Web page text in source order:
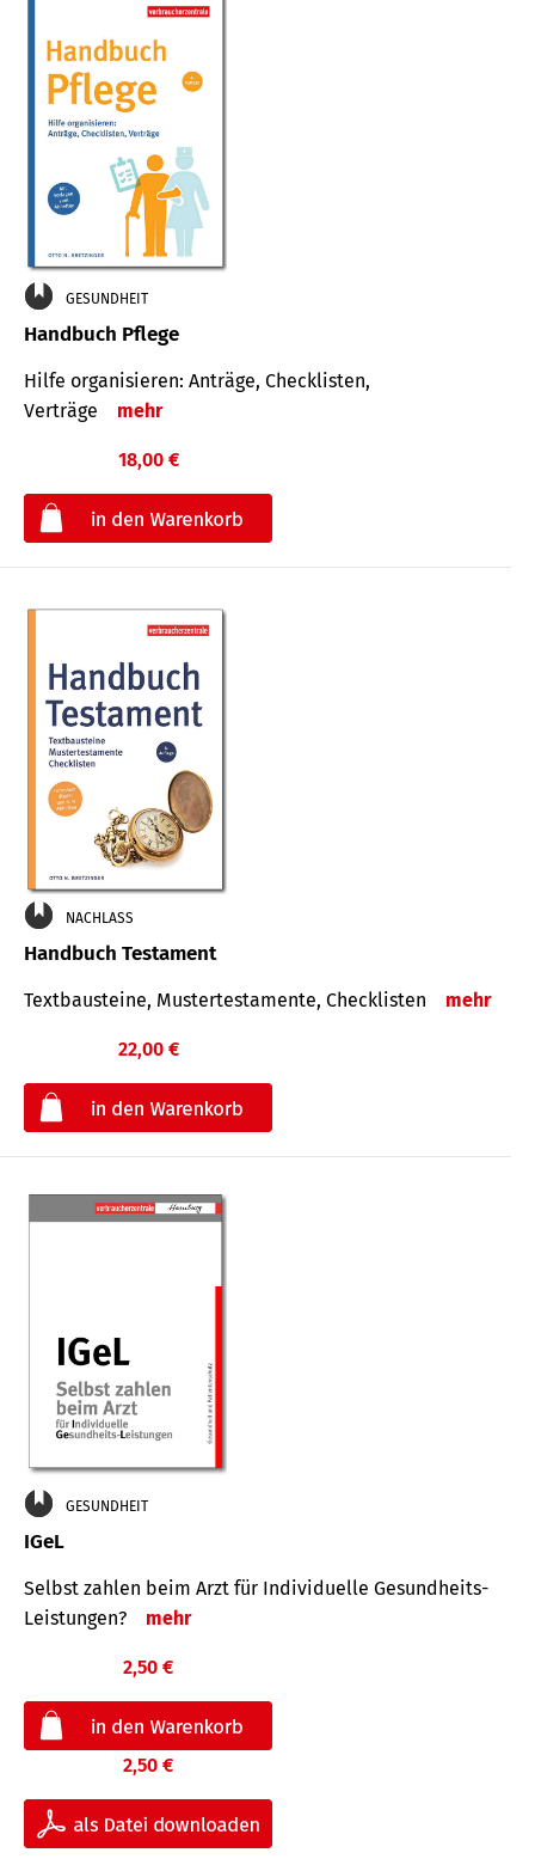
GESUNDHEIT
Handbuch Pflege
Hilfe organisieren: Anträge, Checklisten,
Verträge
mehr
18,00 €
NACHLASS
Handbuch Testament
Textbausteine, Mustertestamente, Checklisten mehr
22,00 €
GESUNDHEIT
IGeL
Selbst zahlen beim Arzt für Indi­vidu­elle Gesund­heits-
Leis­tungen?
mehr
2,50 €
2,50 €